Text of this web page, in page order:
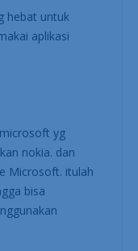
hebat untuk
aplikasi
yg
nokia. dan
Microsoft. itulah
bisa